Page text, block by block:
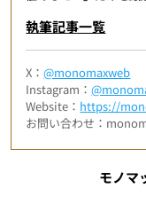
執筆記事一覧
X：@monomaxweb
Instagram：
Website： https://
お問い合わせ：
モノマ